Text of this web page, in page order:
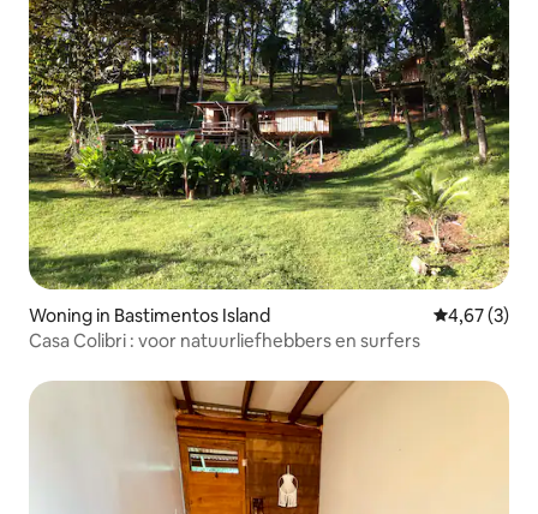
Woning in Bastimentos Island
4,67 (3)
Casa Colibri : voor natuurliefhebbers en surfers